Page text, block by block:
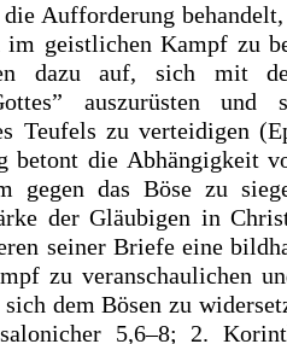
Aufforderung
geistlichen Kampf zu
dazu auf, sich mit
auszurüsten
Teufels zu verteidigen
betont die Abhängigkeit
gegen das Böse zu
der Gläubigen in
seiner Briefe eine
zu veranschaulichen
dem Bösen zu
5,6–8; 2.